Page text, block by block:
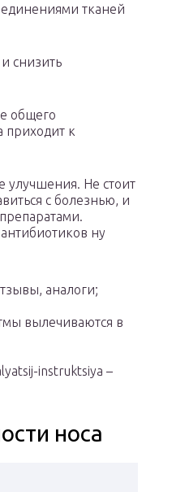
тканей
снизить
общего
приходит к
улучшения. Не стоит
с болезнью, и
ну
аналоги;
вылечиваются в
instruktsiya –
носа